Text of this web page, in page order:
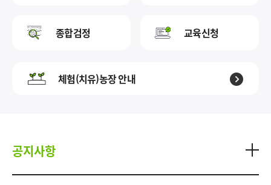
종합검정 교육신청
체험(치유)농장 안내
공지사항